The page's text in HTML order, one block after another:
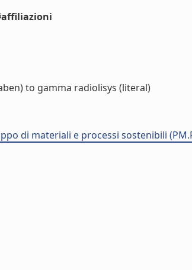
to gamma radiolisys (literal)
di materiali e processi sostenibili